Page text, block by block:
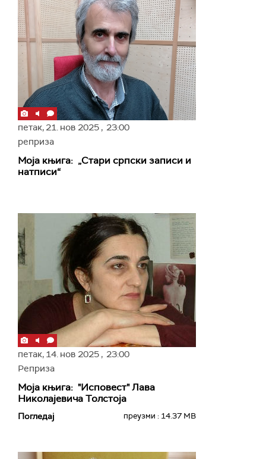
петак,21. нов 2025 , 23:00
реприза
Моја књига: „Стари српски записи и
натписи“
петак, 14. нов 2025 , 23:00
Реприза
Моја књига: "Исповест" Лава
Николајевича Толстоја
Погледај преузми : 14.37 MB